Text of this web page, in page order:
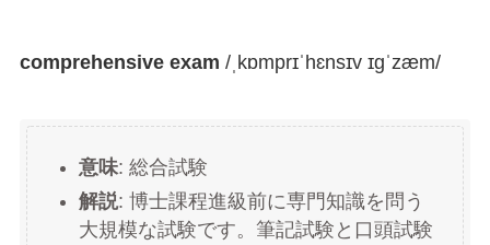
comprehensive exam /ˌkɒmprɪˈhɛnsɪv ɪɡˈzæm/
意味: 総合試験
解説: 博士課程進級前に専門知識を問う
大規模な試験です。筆記試験と口頭試験